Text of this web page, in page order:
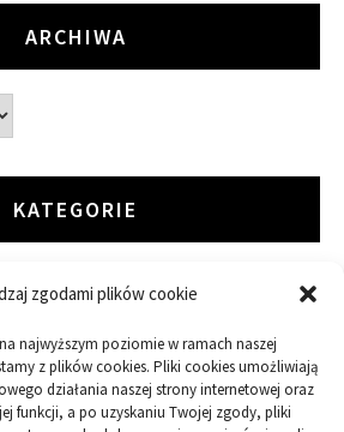
zgodami plików cookie
najwyższym poziomie w ramach naszej
z plików cookies. Pliki cookies umożliwiają
działania naszej strony internetowej oraz
funkcji, a po uzyskaniu Twojej zgody, pliki
ARCHIWA
KATEGORIE